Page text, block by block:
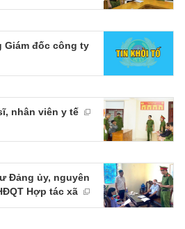
Giám đốc công ty
nhân viên y tế
Đảng ủy, nguyên
Hợp tác xã